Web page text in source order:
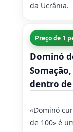
da Ucrânia.
Preço de 1
Dominó
dentro de
«Dominó
de 100» é